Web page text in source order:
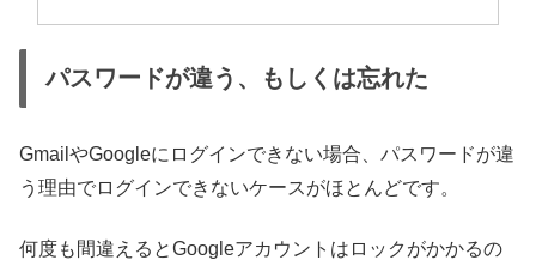
パスワードが違う、もしくは忘れた
GmailやGoogleにログインできない場合、パスワードが違
う理由でログインできないケースがほとんどです。
何度も間違えるとGoogleアカウントはロックがかかるの